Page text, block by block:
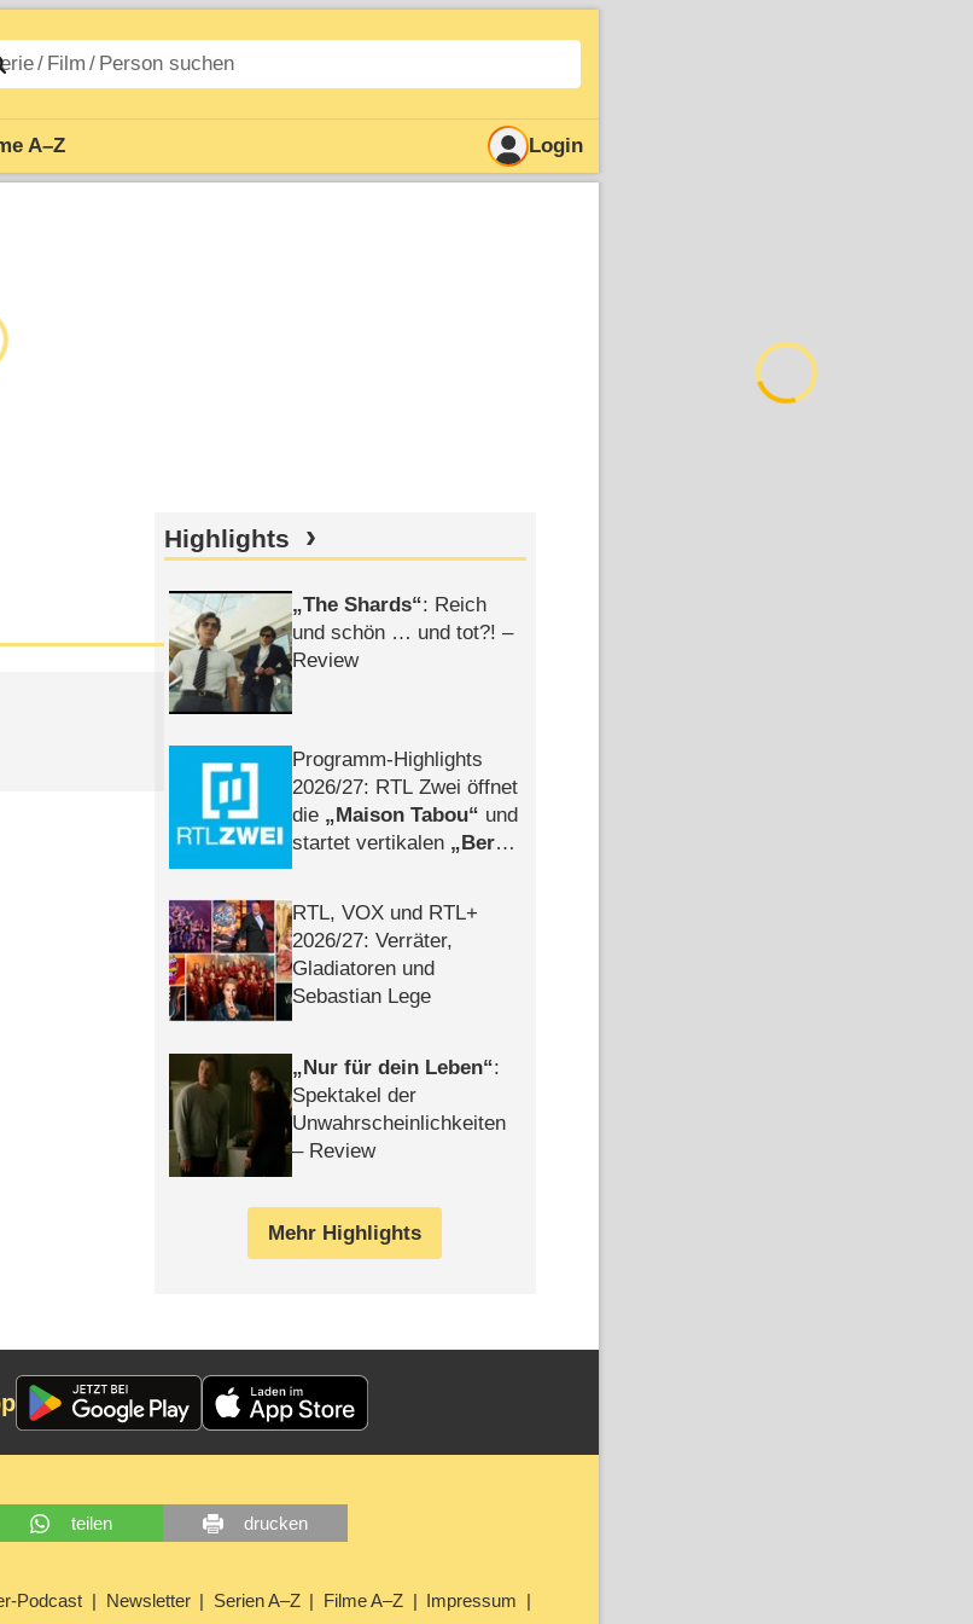
A–Z Login
Highlights
The Shards : Reich
und schön … und tot?! –
Review
Programm-Highlights
2026/​27: RTL Zwei öffnet
die
Maison Tabou
und
startet vertikalen
Berlin
RTL, VOX und RTL+
2026/​27: Verräter,
Gladiatoren und
Sebastian Lege
Nur für dein Leben :
Spektakel der
Unwahrscheinlichkeiten
– Review
Mehr Highlights
teilen drucken
Podcast Newsletter Serien A–Z Filme A–Z Impressum